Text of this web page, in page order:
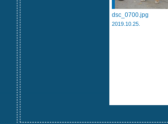
dsc_0700.jpg
2019.10.25.